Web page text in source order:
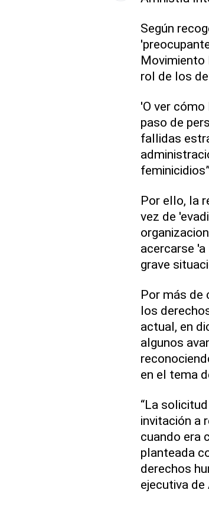
Según
Movimiento
rol de los
'O ver
paso de
fallidas
Por ello, la
vez de
acercarse 'a
grave
Por más de
los
actual, en
algunos
en el tema
“La
invitación a
cuando era
planteada
derechos
ejecutiva